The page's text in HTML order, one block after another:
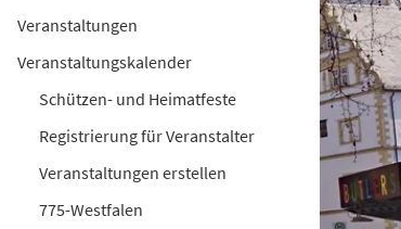
Veranstaltungen
Veranstaltungskalender
Schützen- und Heimatfeste
Registrierung für Veranstalter
Veranstaltungen erstellen
775-Westfalen